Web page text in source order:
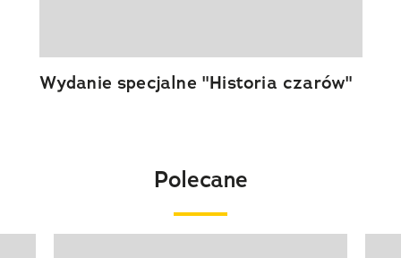
Wydanie specjalne "Historia czarów"
Polecane